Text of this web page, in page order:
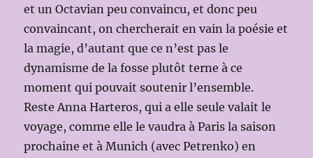
et un Octavian peu convaincu, et donc peu
convaincant, on chercherait en vain la poésie et
la magie, d’autant que ce n’est pas le
dynamisme de la fosse plutôt terne à ce
moment qui pouvait soutenir l’ensemble.
Reste Anna Harteros, qui a elle seule valait le
voyage, comme elle le vaudra à Paris la saison
prochaine et à Munich (avec Petrenko) en